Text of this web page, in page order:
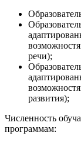
речи);
развития);
Численность
программам: